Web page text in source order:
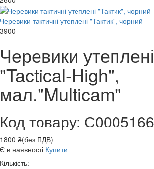
Черевики тактичні утеплені "Тактик", чорний
3900
Черевики утеплені
"Tactical-High",
мал."Multicam"
Код товару: С0005166
1800 ₴(без ПДВ)
Є в наявності Купити
Кількість: